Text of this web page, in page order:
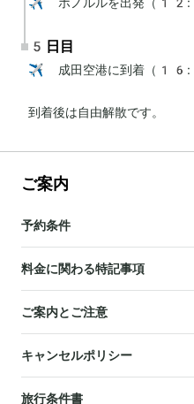
5日目
✈️ 成田空港に到着（
到着後は自由解散です。
ご案内
予約条件
料金に関わる特記事項
ご案内とご注意
キャンセルポリシー
旅行条件書